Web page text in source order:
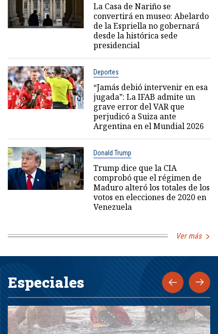
La Casa de Nariño se
convertirá en museo: Abelardo
de la Espriella no gobernará
desde la histórica sede
presidencial
Deportes
“Jamás debió intervenir en esa
jugada”: La IFAB admite un
grave error del VAR que
perjudicó a Suiza ante
Argentina en el Mundial 2026
Donald Trump
Trump dice que la CIA
comprobó que el régimen de
Maduro alteró los totales de los
votos en elecciones de 2020 en
Venezuela
Ver más
Especiales